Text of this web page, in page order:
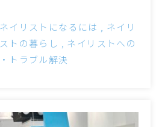
ネイリストになるには
ネイリ
トの暮らし
ネイリストへの
トラブル解決